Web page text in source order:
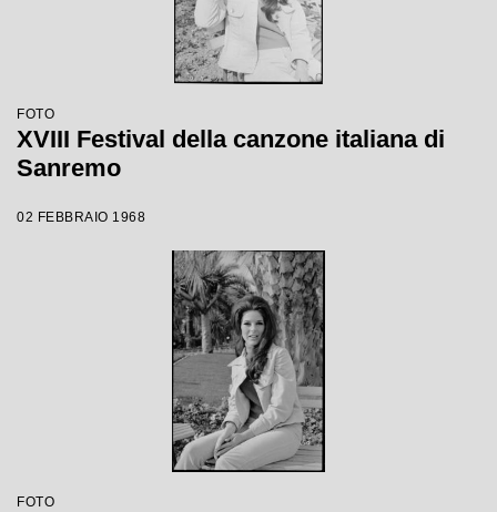
FOTO
XVIII Festival della canzone italiana di
Sanremo
02 FEBBRAIO 1968
FOTO